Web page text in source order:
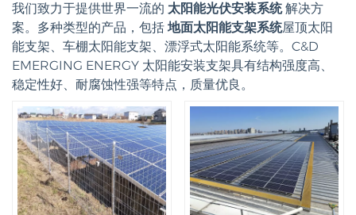
我们致力于提供世界一流的 太阳能光伏安装系统解决方
案。多种类型的产品，包括 地面太阳能支架系统屋顶太阳
能支架、车棚太阳能支架、漂浮式太阳能系统等。C&D
EMERGING ENERGY 太阳能安装支架具有结构强度高、
稳定性好、耐腐蚀性强等特点，质量优良。